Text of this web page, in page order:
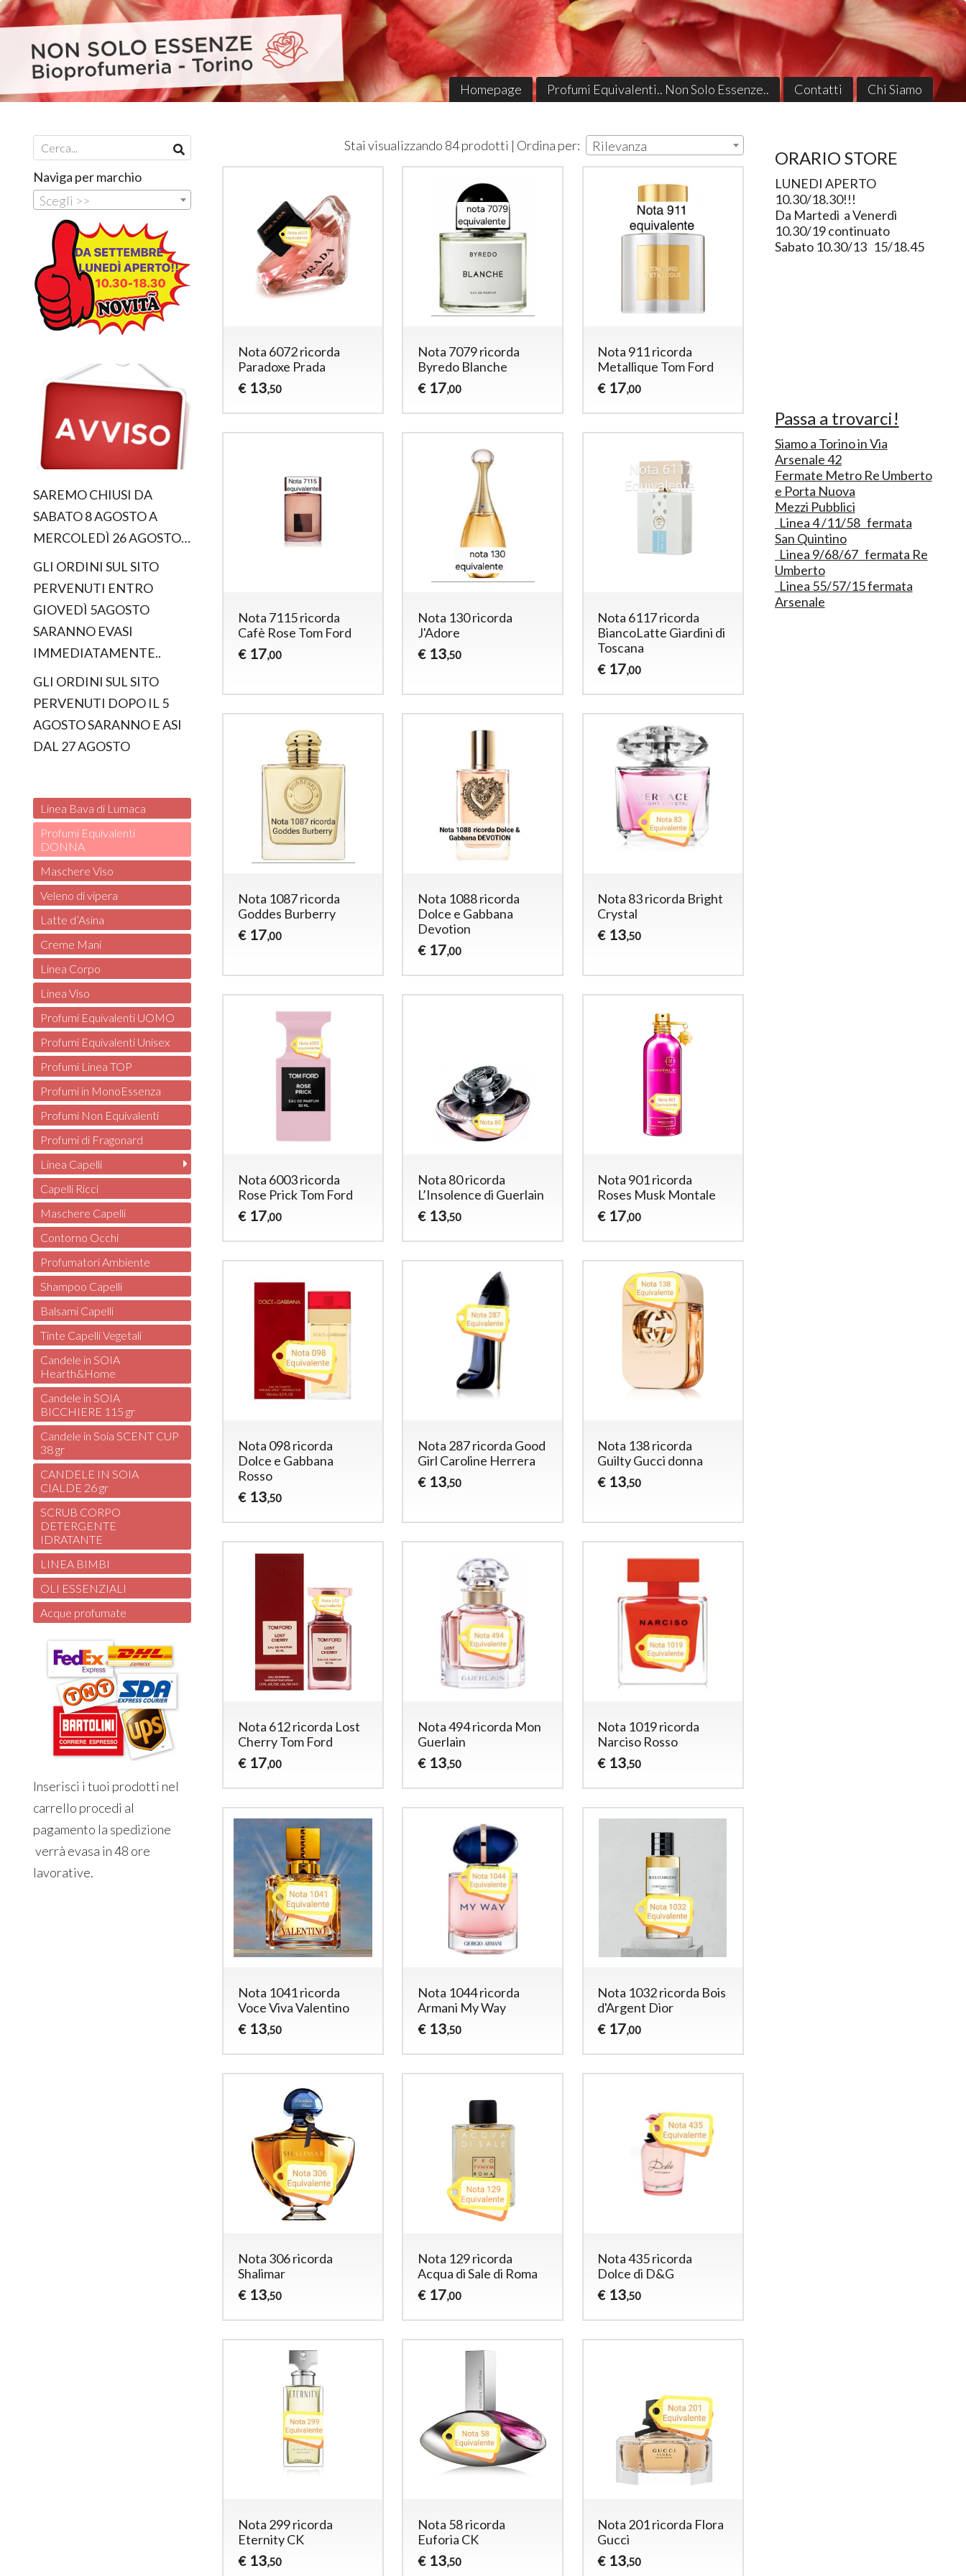
Homepage Profumi Equivalenti.. Non Solo Essenze.. Contatti Chi Siamo
Stai visualizzando 84 prodotti | Ordina per: Rilevanza
Nota 6072 ricorda
Paradoxe Prada
€ 13,50
Nota 7079 ricorda
Byredo Blanche
€ 17,00
Nota 911 ricorda
Metallique Tom Ford
€ 17,00
Nota 7115 ricorda
Cafè Rose Tom Ford
€ 17,00
Nota 130 ricorda
J'Adore
€ 13,50
Nota 6117 ricorda
BiancoLatte Giardini di
Toscana
€ 17,00
Nota 1087 ricorda
Goddes Burberry
€ 17,00
Nota 1088 ricorda
Dolce e Gabbana
Devotion
€ 17,00
Nota 83 ricorda Bright
Crystal
€ 13,50
Nota 6003 ricorda
Rose Prick Tom Ford
€ 17,00
Nota 80 ricorda
L’Insolence di Guerlain
€ 13,50
Nota 901 ricorda
Roses Musk Montale
€ 17,00
Nota 098 ricorda
Dolce e Gabbana
Rosso
€ 13,50
Nota 287 ricorda Good
Girl Caroline Herrera
€ 13,50
Nota 138 ricorda
Guilty Gucci donna
€ 13,50
Nota 612 ricorda Lost
Cherry Tom Ford
€ 17,00
Nota 494 ricorda Mon
Guerlain
€ 13,50
Nota 1019 ricorda
Narciso Rosso
€ 13,50
Nota 1041 ricorda
Voce Viva Valentino
€ 13,50
Nota 1044 ricorda
Armani My Way
€ 13,50
Nota 1032 ricorda Bois
d'Argent Dior
€ 17,00
Nota 306 ricorda
Shalimar
€ 13,50
Nota 129 ricorda
Acqua di Sale di Roma
€ 17,00
Nota 435 ricorda
Dolce di D&G
€ 13,50
Nota 299 ricorda
Eternity CK
€ 13,50
Nota 58 ricorda
Euforia CK
€ 13,50
Nota 201 ricorda Flora
Gucci
€ 13,50
Naviga per marchio
Scegli >>
SAREMO CHIUSI DA
SABATO 8 AGOSTO A
MERCOLEDÌ 26 AGOSTO…
GLI ORDINI SUL SITO
PERVENUTI ENTRO
GIOVEDÌ 5AGOSTO
SARANNO EVASI
IMMEDIATAMENTE..
GLI ORDINI SUL SITO
PERVENUTI DOPO IL 5
AGOSTO SARANNO E ASI
DAL 27 AGOSTO
Linea Bava di Lumaca
Profumi Equivalenti
DONNA
Maschere Viso
Veleno di vipera
Latte d’Asina
Creme Mani
Linea Corpo
Linea Viso
Profumi Equivalenti UOMO
Profumi Equivalenti Unisex
Profumi Linea TOP
Profumi in MonoEssenza
Profumi Non Equivalenti
Profumi di Fragonard
Linea Capelli
Capelli Ricci
Maschere Capelli
Contorno Occhi
Profumatori Ambiente
Shampoo Capelli
Balsami Capelli
Tinte Capelli Vegetali
Candele in SOIA
Hearth&Home
Candele in SOIA
BICCHIERE 115 gr
Candele in Soia SCENT CUP
38 gr
CANDELE IN SOIA
CIALDE 26 gr
SCRUB CORPO
DETERGENTE
IDRATANTE
LINEA BIMBI
OLI ESSENZIALI
Acque profumate
Inserisci i tuoi prodotti nel
carrello procedi al
pagamento la spedizione
verrà evasa in 48 ore
lavorative.
ORARIO STORE
LUNEDI APERTO
10.30/18.30!!!
Da Martedì a Venerdì
10.30/19 continuato
Sabato 10.30/13 15/18.45
Passa a trovarci!
Siamo a Torino in Via
Arsenale 42
Fermate Metro Re Umberto
e Porta Nuova
Mezzi Pubblici
Linea 4 /11/58 fermata
San Quintino
Linea 9/68/67 fermata Re
Umberto
Linea 55/57/15 fermata
Arsenale